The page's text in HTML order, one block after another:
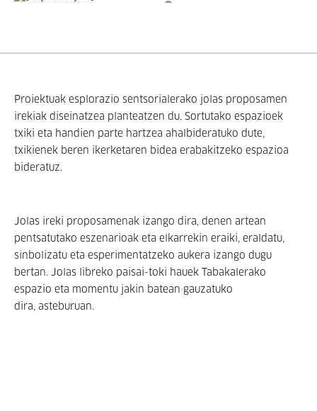
Proiektuak esplorazio sentsorialerako jolas proposamen
irekiak diseinatzea planteatzen du. Sortutako espazioek
txiki eta handien parte hartzea ahalbideratuko dute,
txikienek beren ikerketaren bidea erabakitzeko espazioa
bideratuz.
Jolas ireki proposamenak izango dira, denen artean
pentsatutako eszenarioak eta elkarrekin eraiki, eraldatu,
sinbolizatu eta esperimentatzeko aukera izango dugu
bertan. Jolas libreko paisai-toki hauek Tabakalerako
espazio eta momentu jakin batean gauzatuko
dira, asteburuan.